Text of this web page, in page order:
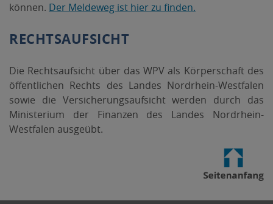
h
i
e
können. Der Meldeweg ist hier zu finden.
RECHTSAUFSICHT
Die Rechtsaufsicht über das WPV als Körperschaft des
öffentlichen Rechts des Landes Nordrhein-Westfalen
sowie die Versicherungsaufsicht werden durch das
Ministerium der Finanzen des Landes Nordrhein-
Westfalen ausgeübt.